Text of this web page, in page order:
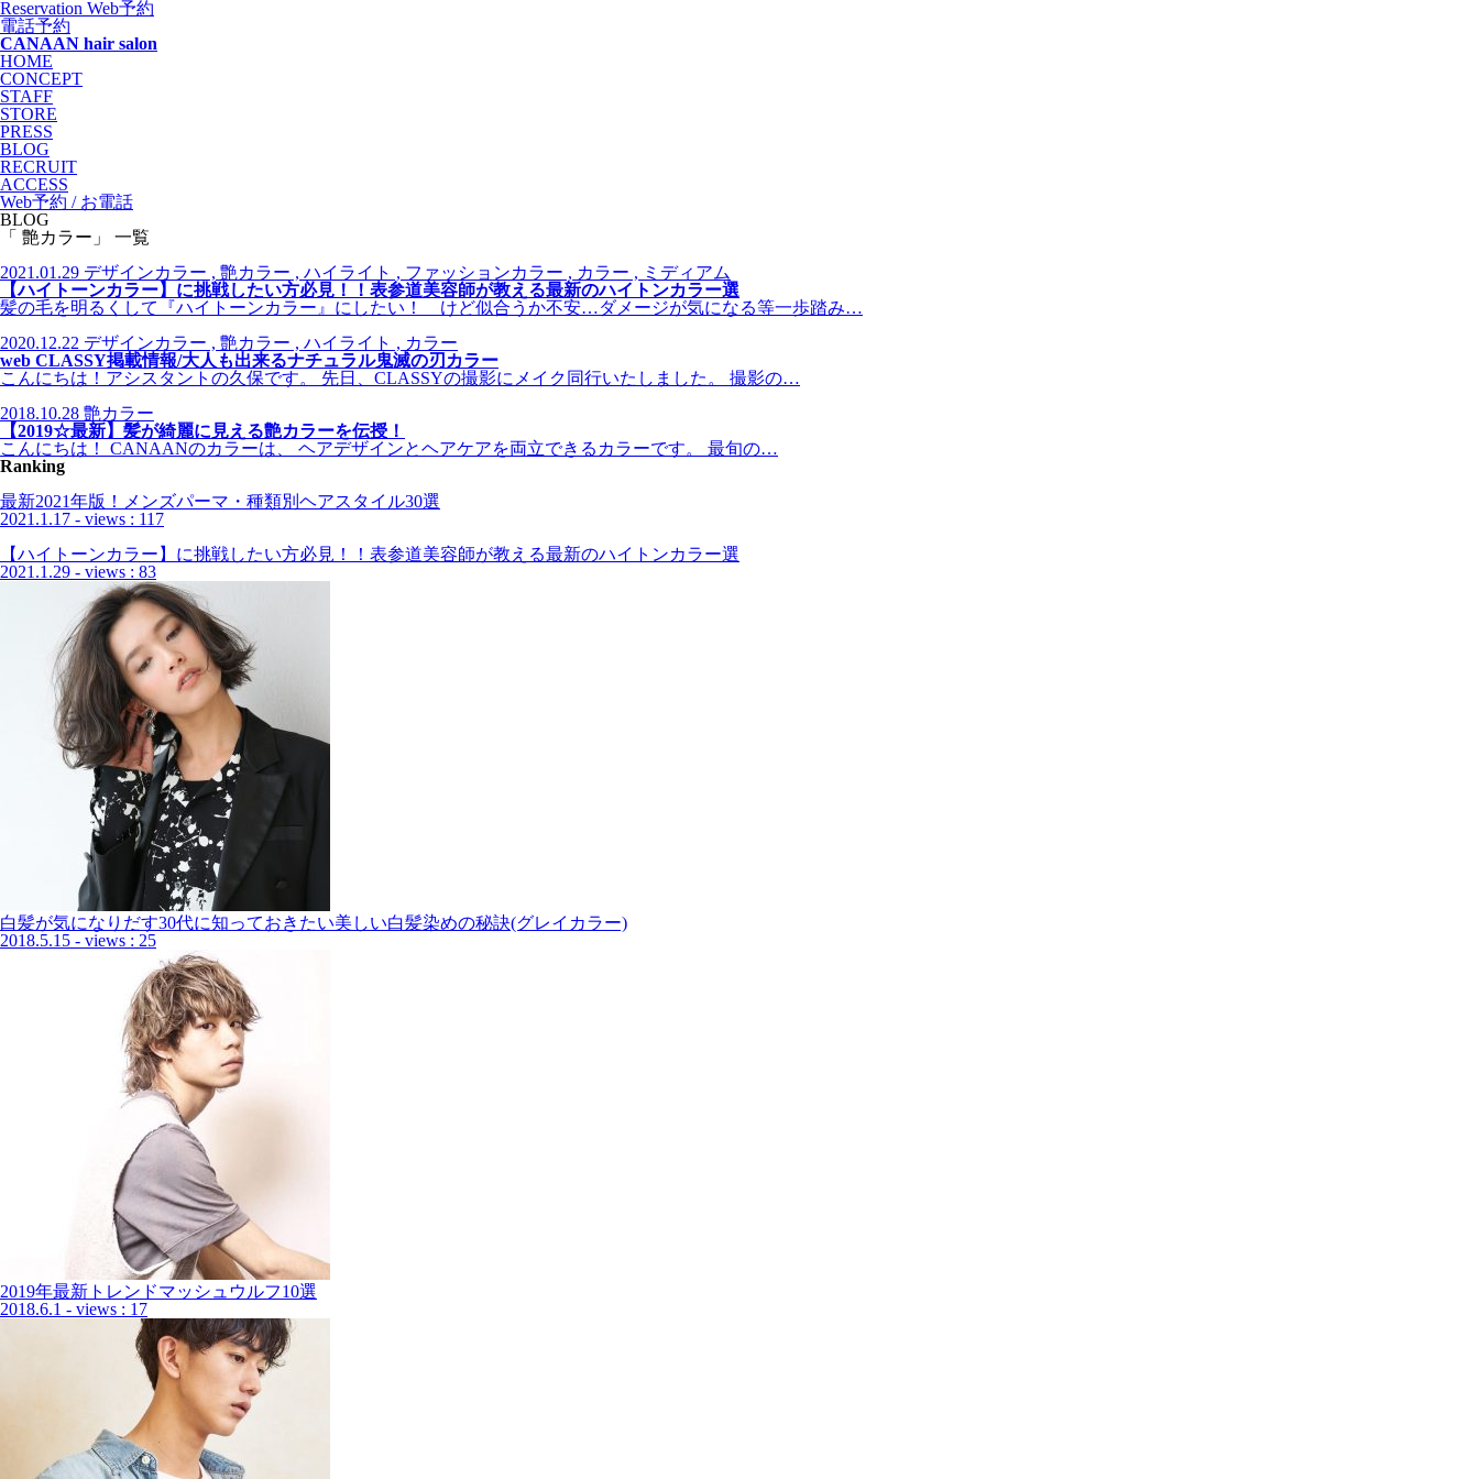
Reservation Web予約
電話予約
CANAAN hair salon
HOME
CONCEPT
STAFF
STORE
PRESS
BLOG
RECRUIT
ACCESS
Web予約 / お電話
BLOG
「 艶カラー」 一覧
2021.01.29 デザインカラー , 艶カラー , ハイライト , ファッションカラー , カラー , ミディアム
【ハイトーンカラー】に挑戦したい方必見！！表参道美容師が教える最新のハイトンカラー選
髪の毛を明るくして『ハイトーンカラー』にしたい！ けど似合うか不安…ダメージが気になる等一歩踏み…
2020.12.22 デザインカラー , 艶カラー , ハイライト , カラー
web CLASSY掲載情報/大人も出来るナチュラル鬼滅の刃カラー
こんにちは！アシスタントの久保です。 先日、CLASSYの撮影にメイク同行いたしました。 撮影の…
2018.10.28 艶カラー
【2019☆最新】髪が綺麗に見える艶カラーを伝授！
こんにちは！ CANAANのカラーは、 ヘアデザインとヘアケアを両立できるカラーです。 最旬の…
Ranking
最新2021年版！メンズパーマ・種類別ヘアスタイル30選
2021.1.17 - views : 117
【ハイトーンカラー】に挑戦したい方必見！！表参道美容師が教える最新のハイトンカラー選
2021.1.29 - views : 83
白髪が気になりだす30代に知っておきたい美しい白髪染めの秘訣(グレイカラー)
2018.5.15 - views : 25
2019年最新トレンドマッシュウルフ10選
2018.6.1 - views : 17